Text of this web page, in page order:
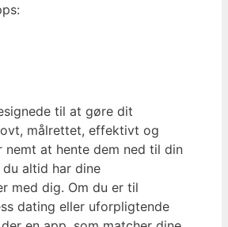
til at gøre dit
målrettet, effektivt og
nemt at hente dem ned til din
altid har dine
med dig. Om du er til
dating eller uforpligtende